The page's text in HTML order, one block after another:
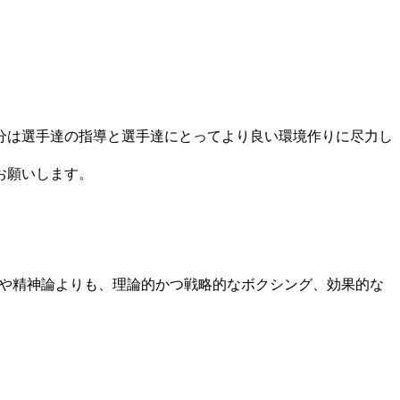
選手達の指導と選手達にとってより良い環境作りに尽力し
いします。
精神論よりも、理論的かつ戦略的なボクシング、効果的な